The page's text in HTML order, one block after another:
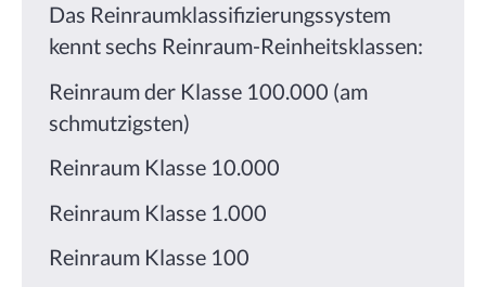
Das Reinraumklassifizierungssystem
kennt sechs Reinraum-Reinheitsklassen:
Reinraum der Klasse 100.000 (am
schmutzigsten)
Reinraum Klasse 10.000
Reinraum Klasse 1.000
Reinraum Klasse 100